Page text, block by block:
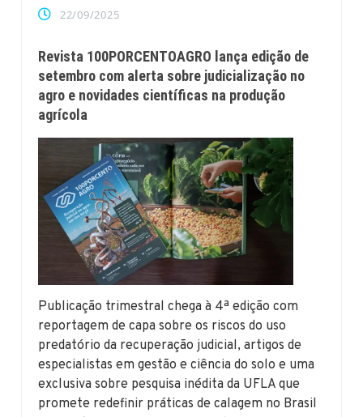
22/09/2025
Revista 100PORCENTOAGRO lança edição de
setembro com alerta sobre judicialização no
agro e novidades científicas na produção
agrícola
Publicação trimestral chega à 4ª edição com
reportagem de capa sobre os riscos do uso
predatório da recuperação judicial, artigos de
especialistas em gestão e ciência do solo e uma
exclusiva sobre pesquisa inédita da UFLA que
promete redefinir práticas de calagem no Brasil